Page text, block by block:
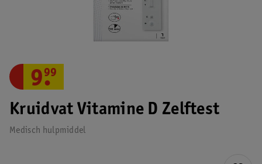
Kruidvat Vitamine D Zelftest
Medisch hulpmiddel
9.
99